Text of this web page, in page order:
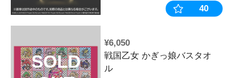
SOLD
OUT
¥12,900
《受注生産》